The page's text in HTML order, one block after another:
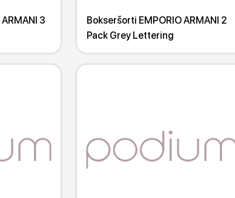
3
Bokseršorti EMPORIO ARMANI 2
Pack Grey Lettering